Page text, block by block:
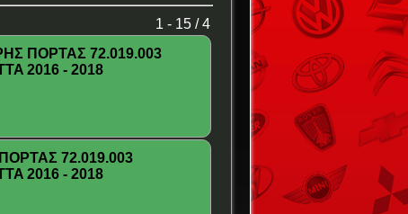
1 - 15 / 4
ΠΟΡΤΑΣ 72.019.003
2016 - 2018
72.019.003
2016 - 2018